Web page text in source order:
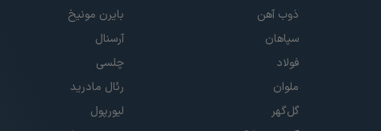
ذوب آهن
سپاهان
فولاد
ملوان
گل‌گهر
بایرن مونیخ
آرسنال
چلسی
رئال مادرید
لیورپول